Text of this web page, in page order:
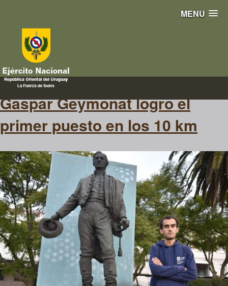
MENU
Maratón
Gaspar Geymonat logro el
primer puesto en los 10 km